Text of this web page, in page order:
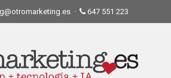
· 647 551 223